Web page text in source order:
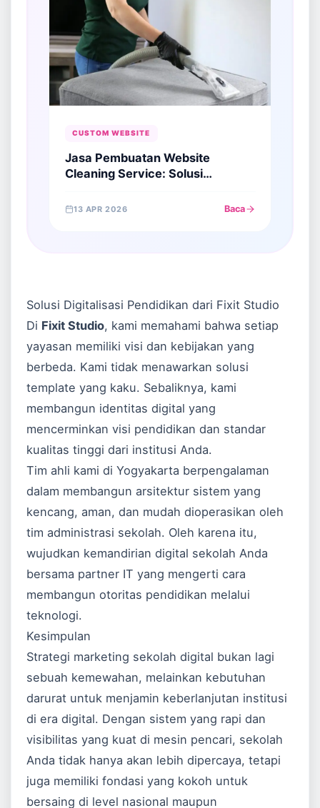
CUSTOM WEBSITE
Jasa Pembuatan Website
Cleaning Service: Solusi
Digital
13 APR 2026 Baca
Solusi Digitalisasi Pendidikan dari Fixit Studio
Di Fixit Studio, kami memahami bahwa setiap
yayasan memiliki visi dan kebijakan yang
berbeda. Kami tidak menawarkan solusi
template yang kaku. Sebaliknya, kami
membangun identitas digital yang
mencerminkan visi pendidikan dan standar
kualitas tinggi dari institusi Anda.
Tim ahli kami di Yogyakarta berpengalaman
dalam membangun arsitektur sistem yang
kencang, aman, dan mudah dioperasikan oleh
tim administrasi sekolah. Oleh karena itu,
wujudkan kemandirian digital sekolah Anda
bersama partner IT yang mengerti cara
membangun otoritas pendidikan melalui
teknologi.
Kesimpulan
Strategi marketing sekolah digital bukan lagi
sebuah kemewahan, melainkan kebutuhan
darurat untuk menjamin keberlanjutan institusi
di era digital. Dengan sistem yang rapi dan
visibilitas yang kuat di mesin pencari, sekolah
Anda tidak hanya akan lebih dipercaya, tetapi
juga memiliki fondasi yang kokoh untuk
bersaing di level nasional maupun